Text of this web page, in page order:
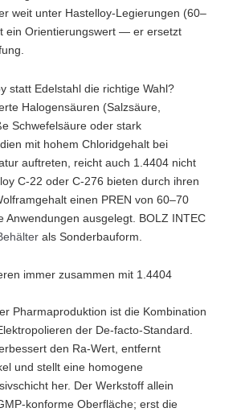
weit unter Hastelloy-Legierungen (60–
ein Orientierungswert — er ersetzt
statt Edelstahl die richtige Wahl?
Halogensäuren (Salzsäure,
Schwefelsäure oder stark
mit hohem Chloridgehalt bei
auftreten, reicht auch 1.4404 nicht
C-22 oder C-276 bieten durch ihren
einen PREN von 60–70
Anwendungen ausgelegt. BOLZ INTEC
als Sonderbauform.
immer zusammen mit 1.4404
Pharmaproduktion ist die Kombination
der De-facto-Standard.
den Ra-Wert, entfernt
und stellt eine homogene
her. Der Werkstoff allein
konforme Oberfläche; erst die